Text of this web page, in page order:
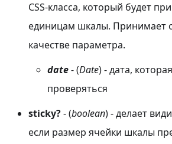
CSS-класса, который будет
единицам шкалы. Принимает
качестве параметра.
date- (Date) - дата,
проверяться
sticky?- (boolean) - делает
если размер ячейки шкалы